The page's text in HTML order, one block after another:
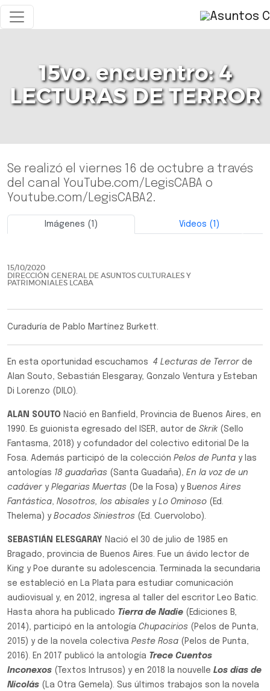
15vo. encuentro: 4
LECTURAS DE TERROR
Se realizó el viernes 16 de octubre a través
del canal YouTube.com/LegisCABA o
Youtube.com/LegisCABA2.
Imágenes (1) Videos (1)
15/10/2020
DIRECCIÓN GENERAL DE ASUNTOS CULTURALES Y
PATRIMONIALES LCABA
Curaduría de Pablo Martínez Burkett.
En esta oportunidad escuchamos 4 Lecturas de Terror de
Alan Souto, Sebastián Elesgaray, Gonzalo Ventura y Esteban
Di Lorenzo (DILO).
ALAN SOUTO Nació en Banfield, Provincia de Buenos Aires, en
1990. Es guionista egresado del ISER, autor de Skrik(Sello
Fantasma, 2018) y cofundador del colectivo editorial De la
Fosa. Además participó de la colección Pelos de Punta y las
antologías 18 guadañas (Santa Guadaña), En la voz de un
cadáver y Plegarias Muertas (De la Fosa) y Buenos Aires
Fantástica, Nosotros, los abisales y Lo Ominoso (Ed.
Thelema) y Bocados Siniestros (Ed. Cuervolobo).
SEBASTIÁN ELESGARAY Nació el 30 de julio de 1985 en
Bragado, provincia de Buenos Aires. Fue un ávido lector de
King y Poe durante su adolescencia. Terminada la secundaria
se estableció en La Plata para estudiar comunicación
audiovisual y, en 2012, ingresa al taller del escritor Leo Batic.
Hasta ahora ha publicado Tierra de Nadie (Ediciones B,
2014), participó en la antología Chupacirios (Pelos de Punta,
2015) y de la novela colectiva Peste Rosa (Pelos de Punta,
2016). En 2017 publicó la antología Trece Cuentos
Inconexos (Textos Intrusos) y en 2018 la nouvelle Los días de
Nicolás (La Otra Gemela). Sus últimos trabajos son la novela